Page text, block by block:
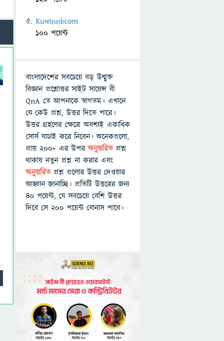
Kuwinnbcom
100 পয়েন্ট
বাংলাদেশের সবচেয়ে বড় উন্মুক্ত
বিজ্ঞান প্রশ্নোত্তর সাইট সায়েন্স বী
QnA তে আপনাকে স্বাগতম। এখানে
যে কেউ প্রশ্ন, উত্তর দিতে পারে।
উত্তর গ্রহণের ক্ষেত্রে অবশ্যই একাধিক
সোর্স যাচাই করে নিবেন। অনেকগুলো,
প্রায় ২০০+ এর উপরঅনুত্তরিতপ্রশ্ন
থাকায় নতুন প্রশ্ন না করার এবং
অনুত্তরিত প্রশ্ন গুলোর উত্তর দেওয়ার
আহ্বান জানাচ্ছি। প্রতিটি উত্তরের জন্য
৪০ পয়েন্ট, যে সবচেয়ে বেশি উত্তর
দিবে সে ২০০ পয়েন্ট বোনাস পাবে।